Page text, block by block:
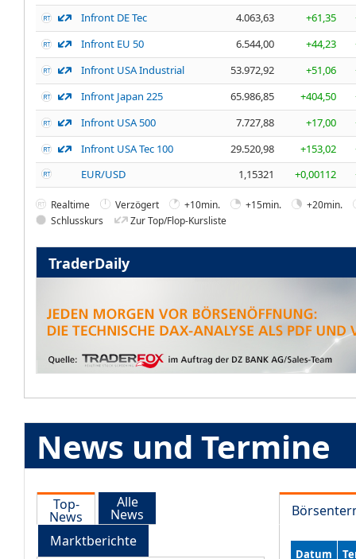
Infront DE Tec
4.063,63 +61,35
Infront EU 50
6.544,00 +44,23
Infront USA Industrial
53.972,92 +51,06
Infront Japan 225
65.986,85 +404,50
Infront USA 500
7.727,88 +17,00
Infront USA Tec 100
29.520,98 +153,02
EUR/USD
1,15321 +0,00112
Realtime Verzögert +10min. +15min.
+20min.
Schlusskurs
Zur Top/Flop-Kursliste
TraderDaily
News und Termine
Top-
News
Alle
News
Marktberichte
Datum